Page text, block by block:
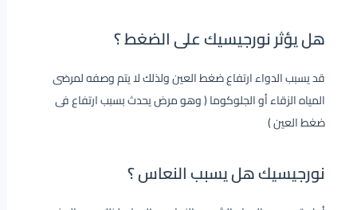
هل يؤثر نورجيسيك على الضغط ؟
قد يسبب الدواء ارتفاع ضغط العين ولذلك لا يتم وصفه لمرضى
المياه الزقاء أو الجلوكوما ( وهو مرض يحدث بسبب ارتفاع فى
ضغط العين )
نورجيسيك هل يسبب النعاس ؟